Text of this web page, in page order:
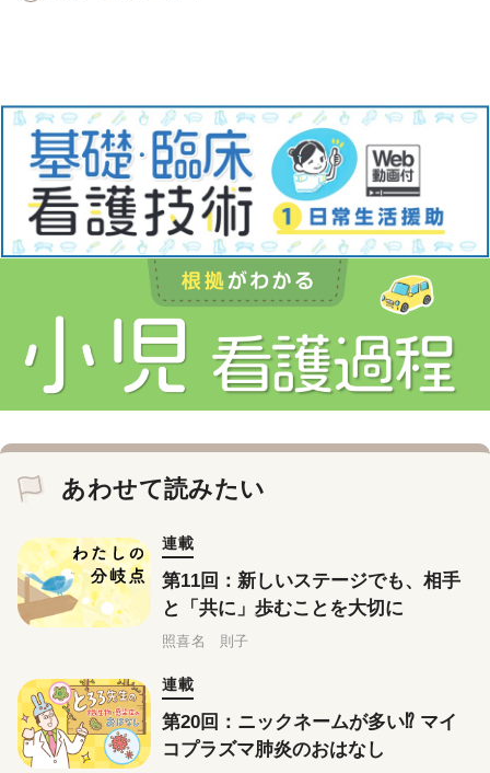
あわせて読みたい
連載
第11回：新しいステージでも、相手
と「共に」歩むことを大切に
照喜名 則子
連載
第20回：ニックネームが多い⁉ マイ
コプラズマ肺炎のおはなし